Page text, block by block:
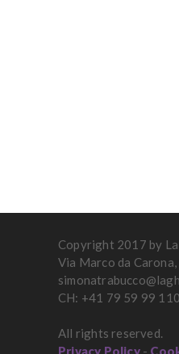
Copyright 2017 by La
Via Marco da
CH: +41 79 59 99
All rights reserved.
Privacy Policy-